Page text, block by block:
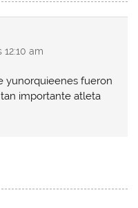
am
yunorquieenes fueron
importante atleta